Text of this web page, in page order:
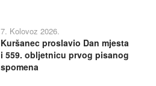
7. Kolovoz 2026.
Kuršanec proslavio Dan mjesta
i 559. obljetnicu prvog pisanog
spomena